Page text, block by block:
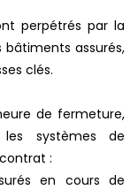
perpétrés par la
bâtiments assurés,
clés.
de fermeture,
les systèmes de
:
en cours de